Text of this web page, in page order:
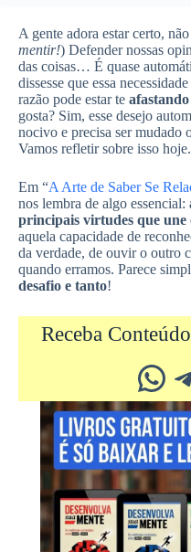
A gente adora estar certo,
mentir!) Defender nossas
das coisas… É quase
dissesse que essa
razão pode estar te afastando
gosta? Sim, esse desejo
nocivo e precisa ser mudado
Vamos refletir sobre isso hoje.
Em “A Arte de Saber Se
nos lembra de algo essencial:
principais virtudes que une
aquela capacidade de
da verdade, de ouvir o outro
quando erramos. Parece
desafio e tanto!
Receba
Whatsapp